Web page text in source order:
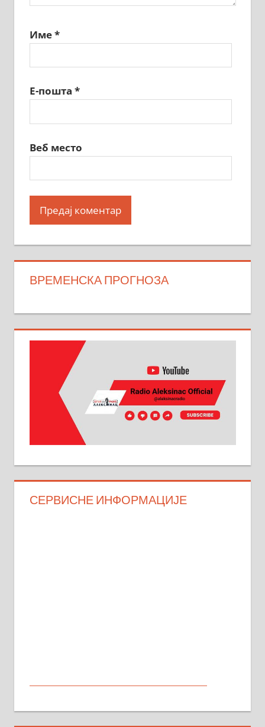
Име*
Е-пошта *
Веб место
ВРЕМЕНСКА ПРОГНОЗА
СЕРВИСНЕ ИНФОРМАЦИЈЕ